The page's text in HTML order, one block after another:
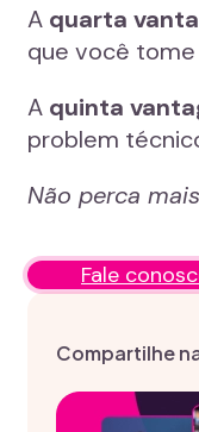
A quarta
que você tome
A quinta
problem
Não perca
Fale
Compartilhe